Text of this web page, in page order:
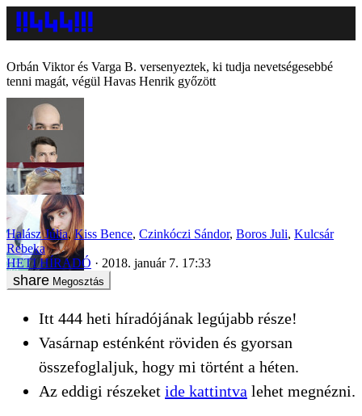
Orbán Viktor és Varga B. versenyeztek, ki tudja nevetségesebbé
tenni magát, végül Havas Henrik győzött
Halász Júlia,Kiss Bence, Czinkóczi Sándor, Boros Juli, Kulcsár
Rebeka
HETI HÍRADÓ
2018. január 7. 17:33
Megosztás
Itt 444 heti híradójának legújabb része!
Vasárnap esténként röviden és gyorsan
összefoglaljuk, hogy mi történt a héten.
Az eddigi részeket ide kattintva lehet megnézni.